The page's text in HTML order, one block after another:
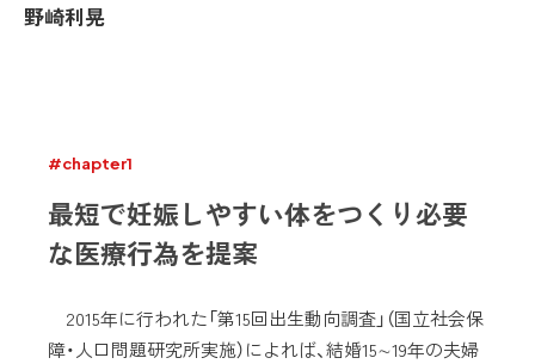
野崎利晃
#chapter1
最短で妊娠しやすい体をつくり必要
な医療行為を提案
2015年に行われた「第15回出生動向調査」（国立社会保
障・人口問題研究所実施）によれば、結婚15∼19年の夫婦